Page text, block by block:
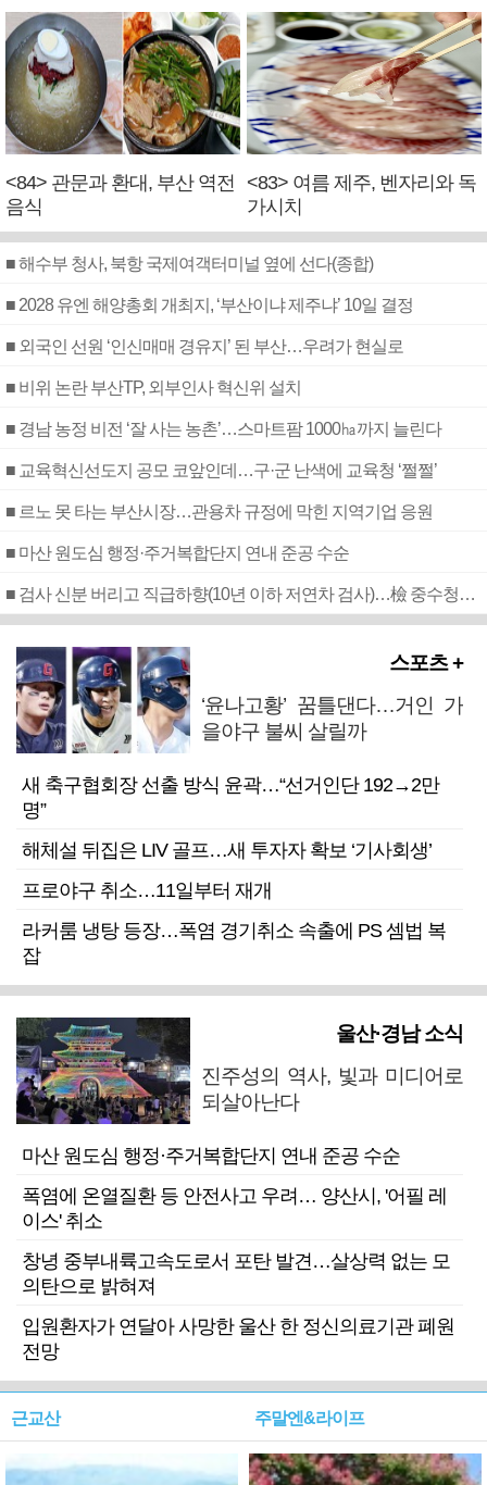
<84> 관문과 환대, 부산 역전
음식
<83> 여름 제주, 벤자리와 독
가시치
■ 해수부 청사, 북항 국제여객터미널 옆에 선다(종합)
■ 2028 유엔 해양총회 개최지, ‘부산이냐 제주냐’ 10일 결정
■ 외국인 선원 ‘인신매매 경유지’ 된 부산…우려가 현실로
■ 비위 논란 부산TP, 외부인사 혁신위 설치
■ 경남 농정 비전 ‘잘 사는 농촌’…스마트팜 1000㏊까지 늘린다
■ 교육혁신선도지 공모 코앞인데…구·군 난색에 교육청 ‘쩔쩔’
■ 르노 못 타는 부산시장…관용차 규정에 막힌 지역기업 응원
■ 마산 원도심 행정·주거복합단지 연내 준공 수순
■ 검사 신분 버리고 직급하향(10년 이하 저연차 검사)…檢 중수청행 기피
스포츠 +
‘윤나고황’ 꿈틀댄다…거인 가
을야구 불씨 살릴까
새 축구협회장 선출 방식 윤곽…“선거인단 192→2만
명”
해체설 뒤집은 LIV 골프…새 투자자 확보 ‘기사회생’
프로야구 취소…11일부터 재개
라커룸 냉탕 등장…폭염 경기취소 속출에 PS 셈법 복
잡
울산·경남 소식
진주성의 역사, 빛과 미디어로
되살아난다
마산 원도심 행정·주거복합단지 연내 준공 수순
폭염에 온열질환 등 안전사고 우려… 양산시, '어필 레
이스' 취소
창녕 중부내륙고속도로서 포탄 발견…살상력 없는 모
의탄으로 밝혀져
입원환자가 연달아 사망한 울산 한 정신의료기관 폐원
전망
근교산 주말엔&라이프